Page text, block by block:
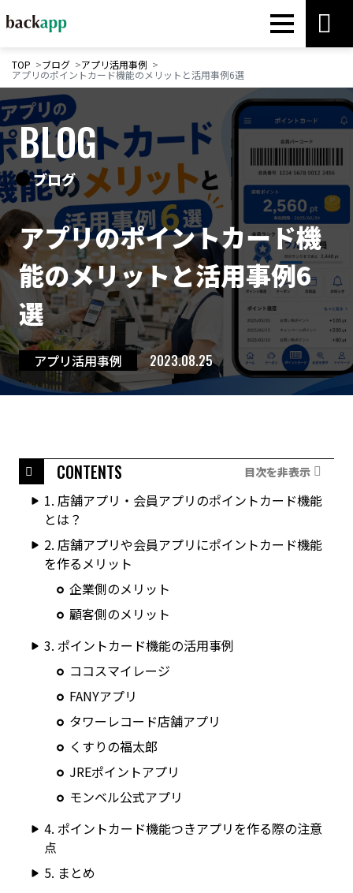
TOP ブログ アプリ活用事例
アプリのポイントカード機能のメリットと活用事例6選
BLOG
ブログ
アプリのポイントカード機
能のメリットと活用事例6
選
アプリ活用事例 2023.08.25
CONTENTS 目次を非表示
1. 店舗アプリ・会員アプリのポイントカード機能
とは？
2. 店舗アプリや会員アプリにポイントカード機能
を作るメリット
企業側のメリット
顧客側のメリット
3. ポイントカード機能の活用事例
ココスマイレージ
FANYアプリ
タワーレコード店舗アプリ
くすりの福太郎
JREポイントアプリ
モンベル公式アプリ
4. ポイントカード機能つきアプリを作る際の注意
点
5. まとめ